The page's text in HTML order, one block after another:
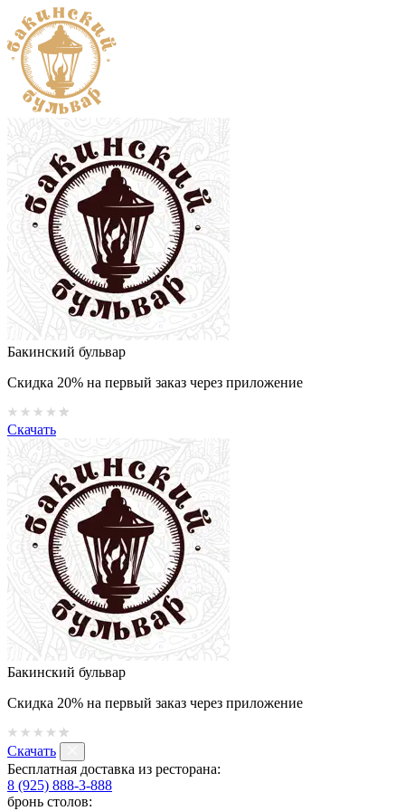
Бакинский бульвар
Скидка 20% на первый заказ через приложение
Скачать
Бакинский бульвар
Скидка 20% на первый заказ через приложение
Скачать
Бесплатная доставка из ресторана:
8 (925) 888-3-888
бронь столов: